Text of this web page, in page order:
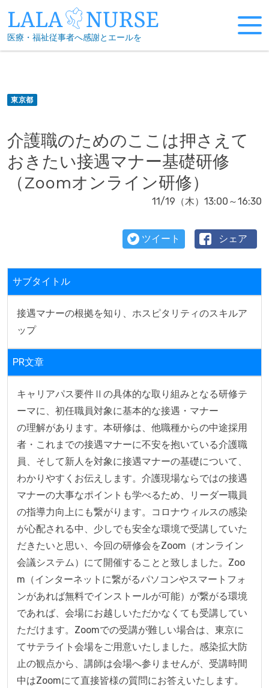
to
content
医療・福祉従事者へ感謝とエールを
東京都
介護職のためのここは押さえて
おきたい接遇マナー基礎研修
（Zoomオンライン研修）
11/19（木）13:00～16:30
ツイート シェア
サブタイトル
接遇マナーの根拠を知り、ホスピタリティのスキルア
ップ
PR文章
キャリアパス要件Ⅱの具体的な取り組みとなる研修テ
ーマに、初任職員対象に基本的な接遇・マナー
の理解があります。本研修は、他職種からの中途採用
者・これまでの接遇マナーに不安を抱いている介護職
員、そして新人を対象に接遇マナーの基礎について、
わかりやすくお伝えします。介護現場ならではの接遇
マナーの大事なポイントも学べるため、リーダー職員
の指導力向上にも繋がります。コロナウィルスの感染
が心配される中、少しでも安全な環境で受講していた
だきたいと思い、今回の研修会をZoom（オンライン
会議システム）にて開催することと致しました。Zoo
m（インターネットに繋がるパソコンやスマートフォ
ンがあれば無料でインストールが可能）が繋がる環境
であれば、会場にお越しいただかなくても受講してい
ただけます。Zoomでの受講が難しい場合は、東京に
てサテライト会場をご用意いたしました。感染拡大防
止の観点から、講師は会場へ参りませんが、受講時間
中はZoomにて直接皆様の質問にお答えいたします。